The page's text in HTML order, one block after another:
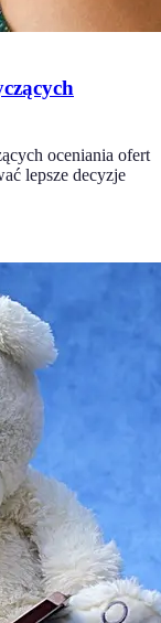
oceniania ofert
lepsze decyzje